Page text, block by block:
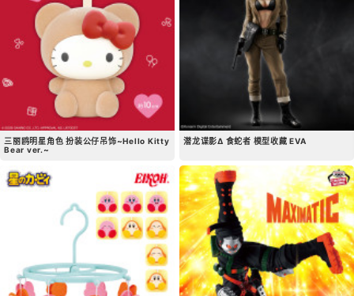
三丽鸥明星角色 扮装公仔吊饰~Hello Kitty
Bear ver.~
潜龙谍影Δ 食蛇者 模型收藏 EVA